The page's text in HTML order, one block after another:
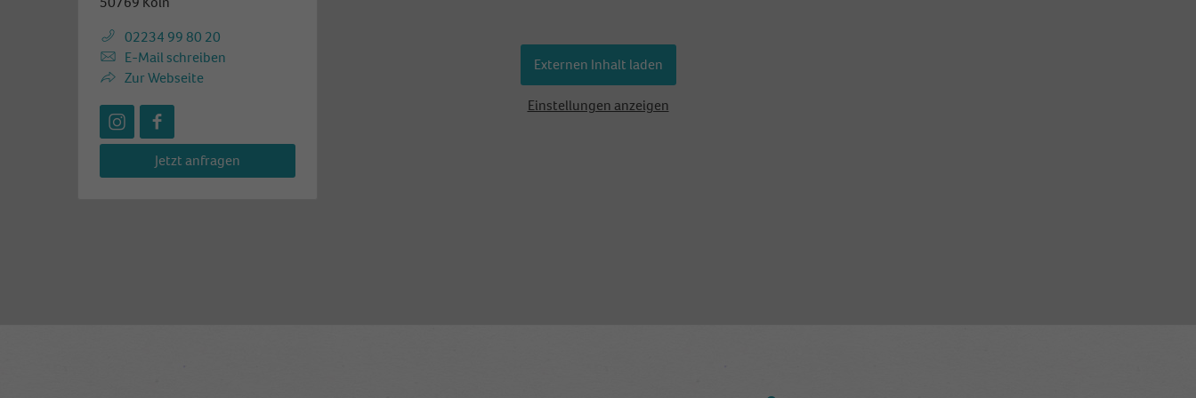
02234 99 80 20
E-Mail schreiben
Zur Webseite
icon-instagram
icon-facebook01
Jetzt anfragen
Externen Inhalt laden
Einstellungen anzeigen
report of how the website is doing. The data
collected including the number visitors, the source
in an anonymous form.